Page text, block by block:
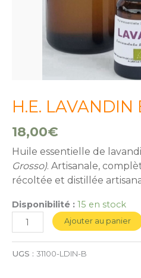
H.E.
18,00€
Huile essentielle de
Grosso). Artisanale,
récoltée et distillée
Disponibilité : 15 en stock
Ajouter au panier
UGS : 31100-LDIN-B